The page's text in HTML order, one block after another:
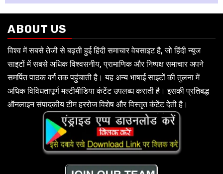
ABOUT US
विश्व में सबसे तेजी से बढ़ती हुई हिंदी समाचार वेबसाइट है, जो हिंदी न्यूज
साइटों में सबसे अधिक विश्वसनीय, प्रामाणिक और निष्पक्ष समाचार अपने
समर्पित पाठक वर्ग तक पहुंचाती है। यह अन्य भाषाई साइटों की तुलना में
अधिक विविधतापूर्ण मल्टीमीडिया कंटेंट उपलब्ध कराती है। इसकी प्रतिबद्ध
ऑनलाइन संपादकीय टीम हररोज विशेष और विस्तृत कंटेंट देती है।